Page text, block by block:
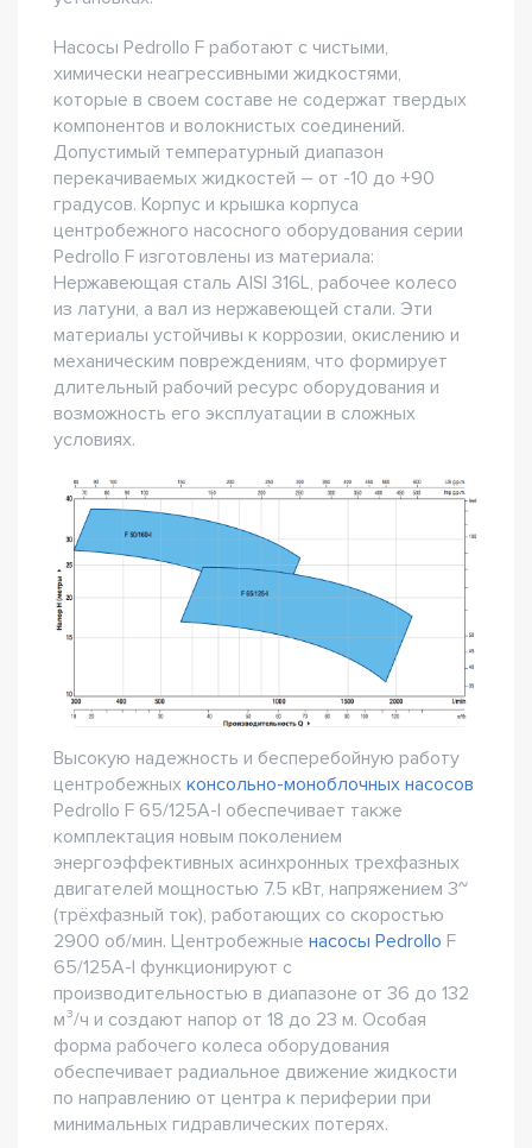
Насосы Pedrollo F работают с чистыми,
химически неагрессивными жидкостями,
которые в своем составе не содержат твердых
компонентов и волокнистых соединений.
Допустимый температурный диапазон
перекачиваемых жидкостей – от -10 до +90
градусов. Корпус и крышка корпуса
центробежного насосного оборудования серии
Pedrollo F изготовлены из материала:
Нержавеющая сталь AISI 316L, рабочее колесо
из латуни, а вал из нержавеющей стали. Эти
материалы устойчивы к коррозии, окислению и
механическим повреждениям, что формирует
длительный рабочий ресурс оборудования и
возможность его эксплуатации в сложных
условиях.
Высокую надежность и бесперебойную работу
центробежных консольно-моноблочных насосов
Pedrollo F 65/125A-I обеспечивает также
комплектация новым поколением
энергоэффективных асинхронных трехфазных
двигателей мощностью 7.5 кВт, напряжением 3~
(трёхфазный ток), работающих со скоростью
2900 об/мин. Центробежные насосы Pedrollo F
65/125A-I функционируют с
производительностью в диапазоне от 36 до 132
м³/ч и создают напор от 18 до 23 м. Особая
форма рабочего колеса оборудования
обеспечивает радиальное движение жидкости
по направлению от центра к периферии при
минимальных гидравлических потерях.